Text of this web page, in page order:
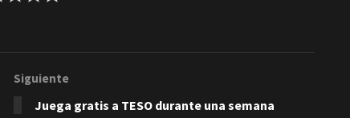
Siguiente
Juega gratis a TESO durante una semana